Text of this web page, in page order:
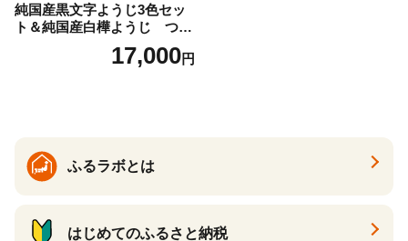
純国産黒文字ようじ3色セッ
ト＆純国産白樺ようじ つま
17,000円
ふるラボとは
はじめてのふるさと納税